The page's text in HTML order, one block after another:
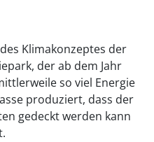
Klimakonzeptes der
der ab dem Jahr
so viel Energie
produziert, dass der
gedeckt werden kann